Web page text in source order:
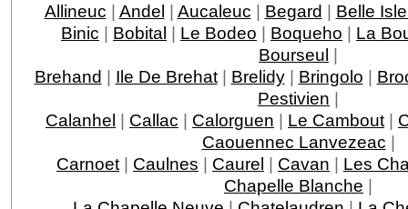
Allineuc | Andel | Aucaleuc | Begard | Belle
Binic | Bobital | Le Bodeo | Boqueho | La
Bourseul |
Brehand | Ile De Brehat| Brelidy| Bringolo |
Pestivien |
Calanhel | Callac | Calorguen | Le Cambout |
Caouennec Lanvezeac |
Carnoet | Caulnes | Caurel | Cavan | Les
Chapelle Blanche |